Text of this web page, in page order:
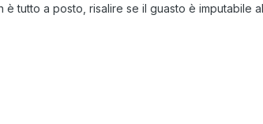
è tutto a posto, risalire se il guasto è